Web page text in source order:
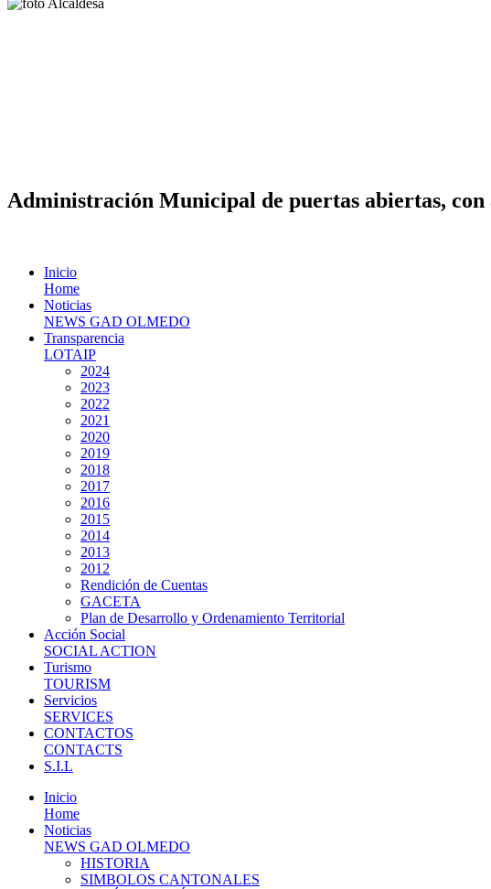
Administración Municipal de puertas abiertas,
Inicio
Home
Noticias
NEWS GAD OLMEDO
Transparencia
LOTAIP
2024
2023
2022
2021
2020
2019
2018
2017
2016
2015
2014
2013
2012
Rendición de Cuentas
GACETA
Plan de Desarrollo y Ordenamiento Territorial
Acción Social
SOCIAL ACTION
Turismo
TOURISM
Servicios
SERVICES
CONTACTOS
CONTACTS
S.I.L
Inicio
Home
Noticias
NEWS GAD OLMEDO
HISTORIA
SIMBOLOS CANTONALES